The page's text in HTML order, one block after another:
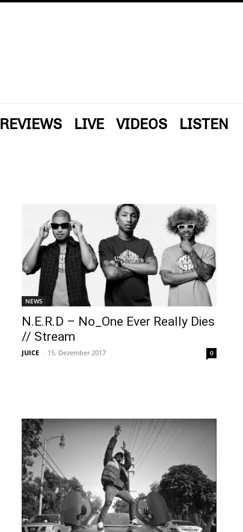
REVIEWS LIVE VIDEOS LISTEN
NEWS
N.E.R.D – No_One Ever Really Dies
// Stream
JUICE - 15. Dezember 2017 0